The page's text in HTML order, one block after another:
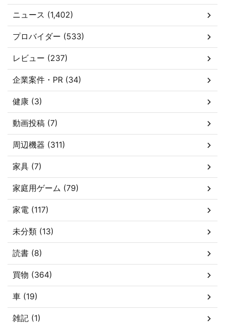
ニュース (1,402)
プロバイダー (533)
レビュー (237)
企業案件・PR (34)
健康 (3)
動画投稿 (7)
周辺機器 (311)
家具 (7)
家庭用ゲーム (79)
家電 (117)
未分類 (13)
読書 (8)
買物 (364)
車 (19)
雑記 (1)